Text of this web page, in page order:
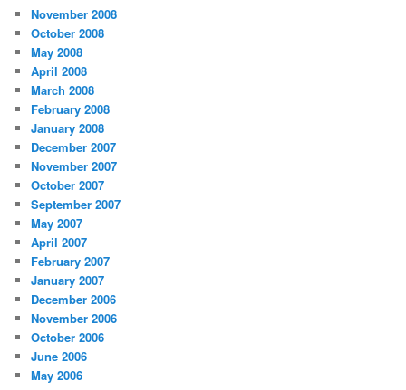
November 2008
October 2008
May 2008
April 2008
March 2008
February 2008
January 2008
December 2007
November 2007
October 2007
September 2007
May 2007
April 2007
February 2007
January 2007
December 2006
November 2006
October 2006
June 2006
May 2006